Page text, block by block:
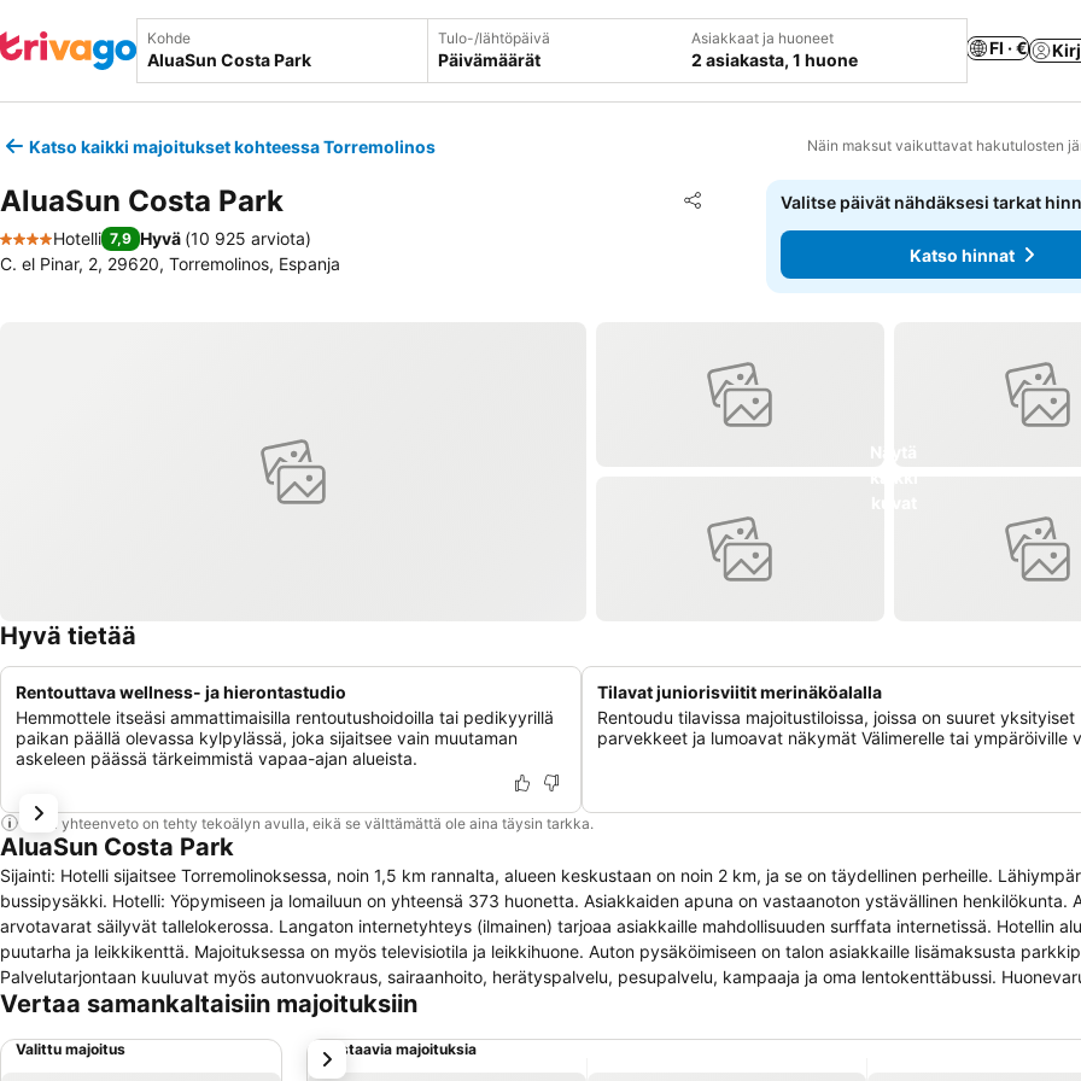
Kohde Tulo-/lähtöpäivä
Päivämäärät
Asiakkaat ja huoneet
2 asiakasta, 1 huone
FI · €
Katso kaikki majoitukset kohteessa Torremolinos Näin maksut vaikuttavat hakutulosten
AluaSun Costa Park Jaa
Lisää suosikkeihin
4 Tähtiluokitus
Hotelli 7,9 Hyvä (10 925 arviota)
C. el Pinar, 2, 29620, Torremolinos, Espanja
Valitse päivät nähdäksesi tarkat
Katso hinnat
Hyvä tietää
Rentouttava wellness- ja hierontastudio
Hemmottele itseäsi ammattimaisilla rentoutushoidoilla tai pedikyyrillä
paikan päällä olevassa kylpylässä, joka sijaitsee vain muutaman
askeleen päässä tärkeimmistä vapaa-ajan alueista.
Tilavat juniorisviitit merinäköalalla
Rentoudu tilavissa majoitustiloissa, joissa on suuret yksityiset
parvekkeet ja lumoavat näkymät Välimerelle tai ympäröiville
Tämä yhteenveto on tehty tekoälyn avulla, eikä se välttämättä ole aina täysin tarkka.
AluaSun Costa Park
Sijainti: Hotelli sijaitsee Torremolinoksessa, noin 1,5 km rannalta, alueen keskustaan on noin 2 km, ja se on täydellinen perheille.
bussipysäkki. Hotelli: Yöpymiseen ja lomailuun on yhteensä 373 huonetta. Asiakkaiden apuna on vastaanoton ystävällinen henkilökunta.
arvotavarat säilyvät tallelokerossa. Langaton internetyhteys (ilmainen) tarjoaa asiakkaille mahdollisuuden surffata internetissä. Hotellin
puutarha ja leikkikenttä. Majoituksessa on myös televisiotila ja leikkihuone. Auton pysäköimiseen on talon asiakkaille lisämaksusta
Palvelutarjontaan kuuluvat myös autonvuokraus, sairaanhoito, herätyspalvelu, pesupalvelu, kampaaja ja oma lentokenttäbussi.
Huoneissa on ilmastointilaite ja lämmitys. Asiakkaat voivat rentoutua parvekkeella tai terassilla. Pienimmille asiakkaille on lastenvuoteita.
satelliitti-tv ja langaton internetyhteys (ilmainen). Kylpyhuoneissa on hiustenkuivaaja. Liikunta ja ajanviete: Allasalueen 2 ulkoallasta ja
Vertaa samankaltaisiin majoituksiin
Valittu majoitus Vastaavia majoituksia
seuraava